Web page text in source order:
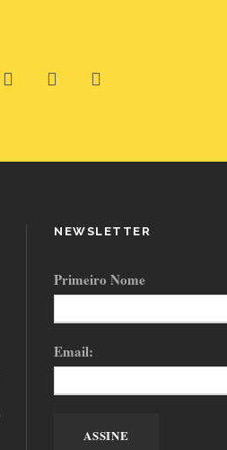
NEWSLETTER
Primeiro Nome
Email: